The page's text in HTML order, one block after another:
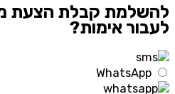
להשלמת קבלת הצעת
לעבור אימות?
WhatsApp